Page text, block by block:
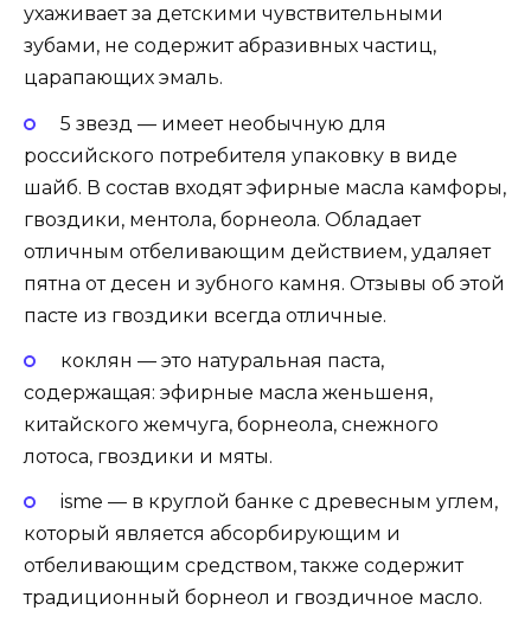
ухаживает за детскими чувствительными
зубами, не содержит абразивных частиц,
царапающих эмаль.
5 звезд — имеет необычную для
российского потребителя упаковку в виде
шайб. В состав входят эфирные масла камфоры,
гвоздики, ментола, борнеола. Обладает
отличным отбеливающим действием, удаляет
пятна от десен и зубного камня. Отзывы об этой
пасте из гвоздики всегда отличные.
коклян — это натуральная паста,
содержащая: эфирные масла женьшеня,
китайского жемчуга, борнеола, снежного
лотоса, гвоздики и мяты.
isme — в круглой банке с древесным углем,
который является абсорбирующим и
отбеливающим средством, также содержит
традиционный борнеол и гвоздичное масло.